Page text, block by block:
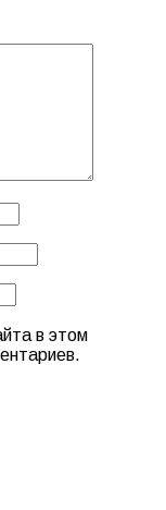
в этом